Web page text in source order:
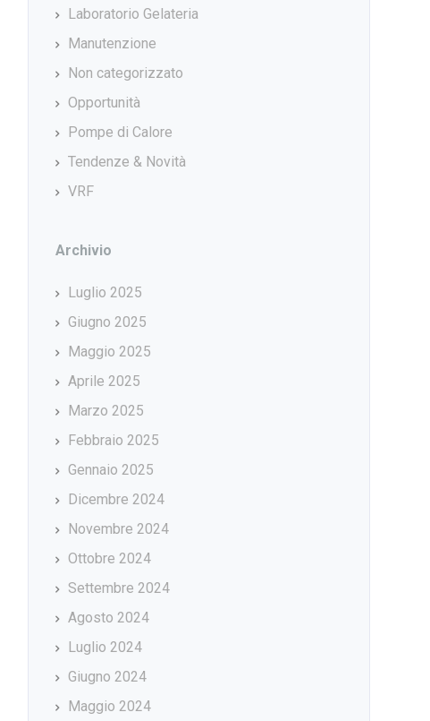
Laboratorio Gelateria
Manutenzione
Non categorizzato
Opportunità
Pompe di Calore
Tendenze & Novità
VRF
Archivio
Luglio 2025
Giugno 2025
Maggio 2025
Aprile 2025
Marzo 2025
Febbraio 2025
Gennaio 2025
Dicembre 2024
Novembre 2024
Ottobre 2024
Settembre 2024
Agosto 2024
Luglio 2024
Giugno 2024
Maggio 2024